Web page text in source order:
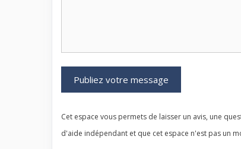
Cet espace vous permets de laisser un avis, une
d'aide indépendant et que cet espace n'est pas un